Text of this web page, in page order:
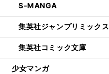
S-MANGA
集英社ジャンプリミックス
集英社コミック文庫
少女マンガ